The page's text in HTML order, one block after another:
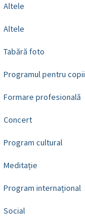
Altele
Altele
Tabără foto
Programul pentru copii
Formare profesională
Concert
Program cultural
Meditație
Program internațional
Social